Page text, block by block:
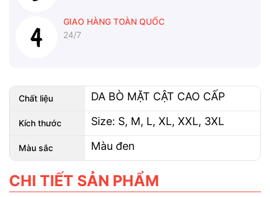
GIAO HÀNG TOÀN QUỐC
24/7
Chất liệu DA BÒ MẶT CẬT CAO CẤP
Kích thước Size: S, M, L, XL, XXL, 3XL
Màu sắc Màu đen
CHI TIẾT SẢN PHẨM